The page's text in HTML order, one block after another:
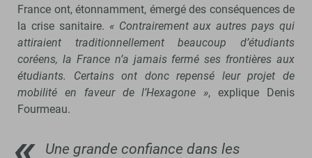
France ont, étonnamment, émergé des conséquences de
la crise sanitaire. « Contrairement aux autres pays qui
attiraient traditionnellement beaucoup d’étudiants
coréens, la France n’a jamais fermé ses frontières aux
étudiants. Certains ont donc repensé leur projet de
mobilité en faveur de l’Hexagone », explique Denis
Fourmeau.
Une grande confiance dans les